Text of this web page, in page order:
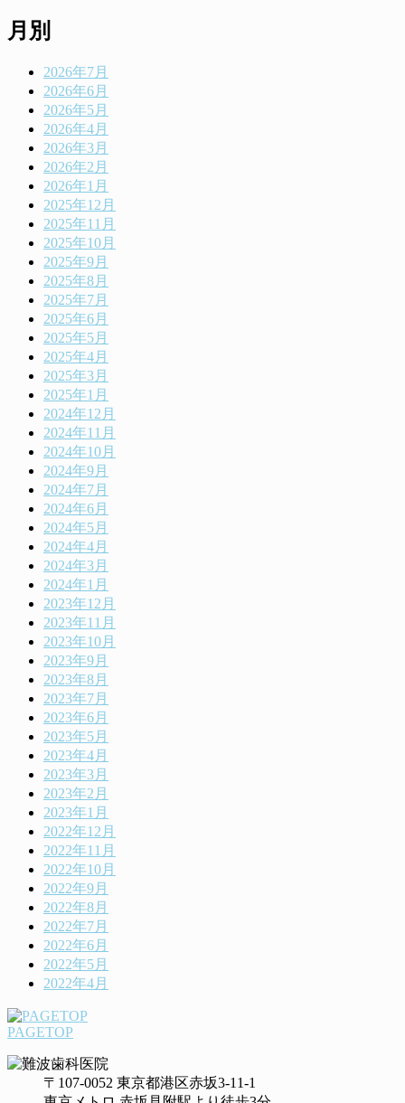
月別
2026年7月
2026年6月
2026年5月
2026年4月
2026年3月
2026年2月
2026年1月
2025年12月
2025年11月
2025年10月
2025年9月
2025年8月
2025年7月
2025年6月
2025年5月
2025年4月
2025年3月
2025年1月
2024年12月
2024年11月
2024年10月
2024年9月
2024年7月
2024年6月
2024年5月
2024年4月
2024年3月
2024年1月
2023年12月
2023年11月
2023年10月
2023年9月
2023年8月
2023年7月
2023年6月
2023年5月
2023年4月
2023年3月
2023年2月
2023年1月
2022年12月
2022年11月
2022年10月
2022年9月
2022年8月
2022年7月
2022年6月
2022年5月
2022年4月
PAGETOP
〒107-0052 東京都港区赤坂3-11-1